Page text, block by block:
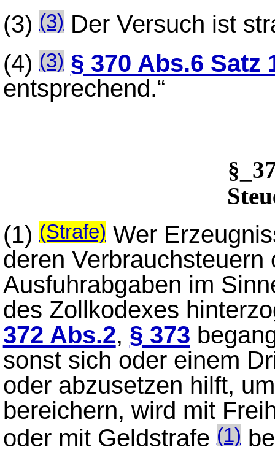
(3)(3) Der Versuch ist
(4)(3) § 370 Abs.6 Satz
entsprechend.“
(1)(Strafe) Wer
deren Verbrauchsteuern
Ausfuhrabgaben im
des Zollkodexes
372 Abs.2, § 373
sonst sich oder einem
oder abzusetzen hilft,
bereichern, wird mit
oder mit Geldstrafe(1)